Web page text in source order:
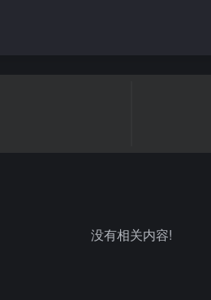
没有相关内容!